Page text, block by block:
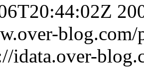
idata.over-